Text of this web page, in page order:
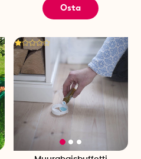
Osta